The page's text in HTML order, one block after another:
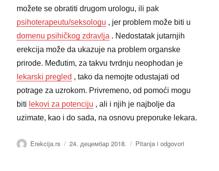
možete se obratiti drugom urologu, ili pak
psihoterapeutu/seksologu , jer problem može biti u
domenu psihičkog zdravlja . Nedostatak jutarnjih
erekcija može da ukazuje na problem organske
prirode. Međutim, za takvu tvrdnju neophodan je
lekarski pregled , tako da nemojte odustajati od
potrage za uzrokom. Privremeno, od pomoći mogu
biti lekovi za potenciju , ali i njih je najbolje da
uzimate, kao i do sada, na osnovu preporuke lekara.
Аутор
Erekcija.rs Објављено
24. децембар 2018. Категорије
Pitanja i odgovori